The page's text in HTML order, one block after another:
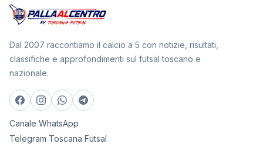
Dal 2007 raccontiamo il calcio a 5 con notizie, risultati,
classifiche e approfondimenti sul futsal toscano e
nazionale.
Canale WhatsApp
Telegram Toscana Futsal